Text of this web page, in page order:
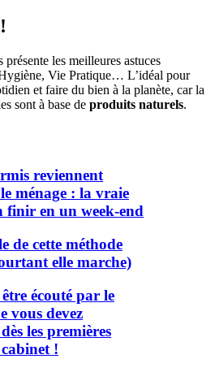
les meilleures astuces
Vie Pratique… L’idéal pour
et faire du bien à la planète, car la
sont à base de produits naturels.
reviennent
ménage : la vraie
finir en un week-end
de cette méthode
elle marche)
écouté par le
vous devez
les premières
cabinet !